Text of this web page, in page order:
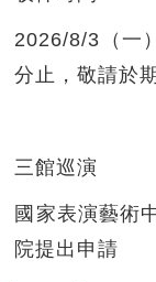
2026/8/3（一
分止，敬請於
三館巡演
國家表演藝術
院提出申請